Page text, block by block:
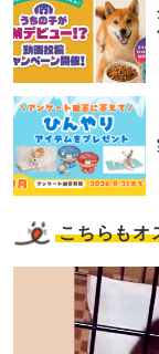
こちらもオ